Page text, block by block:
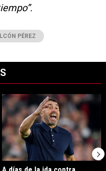
PÉREZ
"Rompe el mercado: River
Un artículo de tendencia con el